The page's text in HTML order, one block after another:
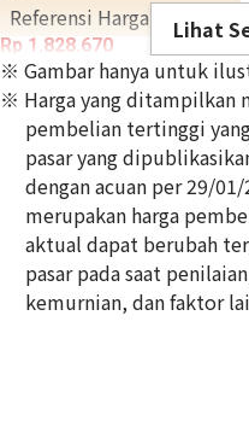
Referensi Harga Buyback
Rp 1.828.670
Lihat
※ Gambar hanya untuk
※ Harga yang ditampilkan
pembelian tertinggi
pasar yang
dengan acuan per 29/
merupakan harga
aktual dapat berubah
pasar pada saat
kemurnian, dan faktor